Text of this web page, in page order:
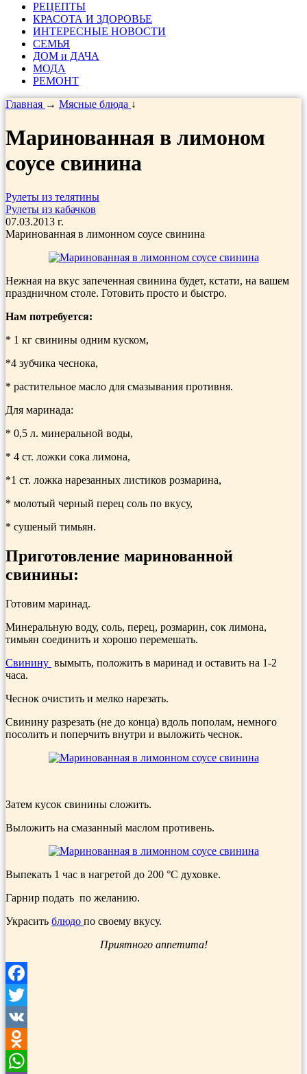
РЕЦЕПТЫ
КРАСОТА И ЗДОРОВЬЕ
ИНТЕРЕСНЫЕ НОВОСТИ
СЕМЬЯ
ДОМ и ДАЧА
МОДА
РЕМОНТ
Главная → Мясные блюда ↓
Маринованная в лимоном
соусе свинина
Рулеты из телятины
Рулеты из кабачков
07.03.2013 г.
Маринованная в лимонном соусе свинина
Нежная на вкус запеченная свинина будет, кстати, на вашем
праздничном столе. Готовить просто и быстро.
Нам потребуется:
* 1 кг свинины одним куском,
*4 зубчика чеснока,
* растительное масло для смазывания противня.
Для маринада:
* 0,5 л. минеральной воды,
* 4 ст. ложки сока лимона,
*1 ст. ложка нарезанных листиков розмарина,
* молотый черный перец соль по вкусу,
* сушеный тимьян.
Приготовление маринованной
свинины:
Готовим маринад.
Минеральную воду, соль, перец, розмарин, сок лимона,
тимьян соединить и хорошо перемешать.
Свинину вымыть, поло­жить в маринад и оставить на 1-2
часа.
Чеснок очистить и мелко нарезать.
Свинину разрезать (не до конца) вдоль пополам, немного
посолить и поперчить внутри и выложить чес­нок.
Затем кусок свинины сложить.
Выложить на смазанный маслом противень.
Выпекать 1 час в нагретой до 200 °С духовке.
Гарнир подать по желанию.
Украсить блюдо по своему вкусу.
Приятного аппетита!
Facebook
Twitter
VK
Odnoklassniki